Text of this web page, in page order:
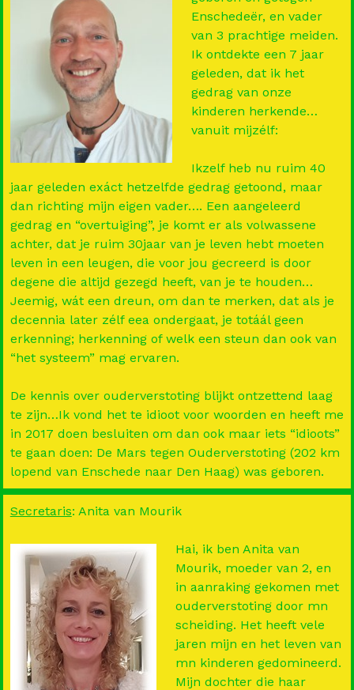
Enschedeër, en vader
van 3 prachtige meiden.
Ik ontdekte een 7 jaar
geleden, dat ik het
gedrag van onze
kinderen herkende…
vanuit mijzélf:
Ikzelf heb nu ruim 40
jaar geleden exáct hetzelfde gedrag getoond, maar
dan richting mijn eigen vader…. Een aangeleerd
gedrag en “overtuiging”, je komt er als volwassene
achter, dat je ruim 30jaar van je leven hebt moeten
leven in een leugen, die voor jou gecreerd is door
degene die altijd gezegd heeft, van je te houden…
Jeemig, wát een dreun, om dan te merken, dat als je
decennia later zélf eea ondergaat, je totáál geen
erkenning; herkenning of welk een steun dan ook van
“het systeem” mag ervaren.
De kennis over ouderverstoting blijkt ontzettend laag
te zijn…Ik vond het te idioot voor woorden en heeft me
in 2017 doen besluiten om dan ook maar iets “idioots”
te gaan doen: De Mars tegen Ouderverstoting (202 km
lopend van Enschede naar Den Haag) was geboren.
Secretaris: Anita van Mourik
Hai, ik ben Anita van
Mourik, moeder van 2, en
in aanraking gekomen met
ouderverstoting door mn
scheiding. Het heeft vele
jaren mijn en het leven van
mn kinderen gedomineerd.
Mijn dochter die haar